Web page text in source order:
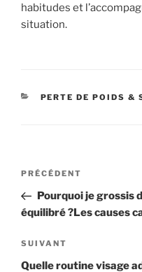
habitudes et
situation.
CATÉGORIES
PERTE DE POIDS &
Navigation
l’article
Article
précédent
PRÉCÉDENT
Pourquoi je grossis
équilibré ?Les causes
Article
suivant
SUIVANT
Quelle routine visage